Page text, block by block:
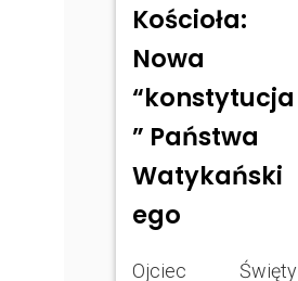
Kościoła:
Nowa
“konstytucja
” Państwa
Watykański
ego
Ojciec Święty